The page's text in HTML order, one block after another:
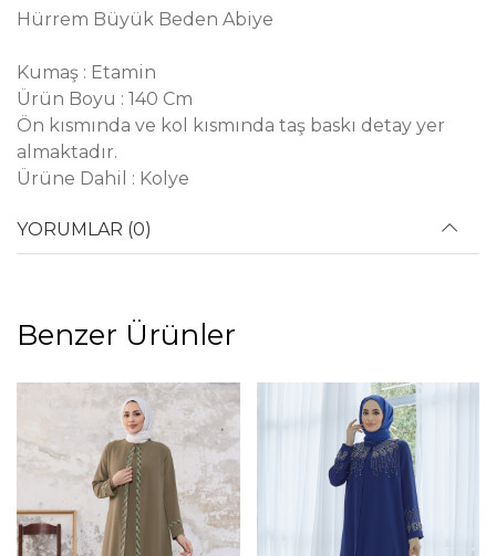
Hürrem Büyük Beden Abiye
Kumaş : Etamin
Ürün Boyu : 140 Cm
Ön kısmında ve kol kısmında taş baskı detay yer
almaktadır.
Ürüne Dahil : Kolye
YORUMLAR (0)
Benzer Ürünler